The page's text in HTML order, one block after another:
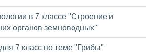
в 7 классе "Строение и
органов земноводных"
7 класс по теме "Грибы"